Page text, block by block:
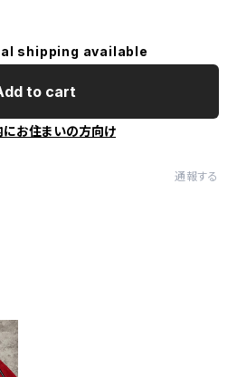
shipping available
to cart
にお住まいの方向け
通報する